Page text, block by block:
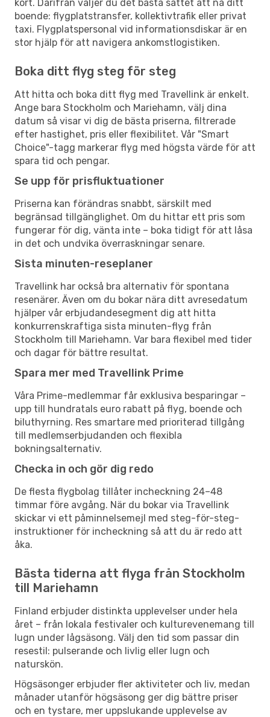
kort. Därifrån väljer du det bästa sättet att nå ditt
boende: flygplatstransfer, kollektivtrafik eller privat
taxi. Flygplatspersonal vid informationsdiskar är en
stor hjälp för att navigera ankomstlogistiken.
Boka ditt flyg steg för steg
Att hitta och boka ditt flyg med Travellink är enkelt.
Ange bara Stockholm och Mariehamn, välj dina
datum så visar vi dig de bästa priserna, filtrerade
efter hastighet, pris eller flexibilitet. Vår "Smart
Choice"-tagg markerar flyg med högsta värde för att
spara tid och pengar.
Se upp för prisfluktuationer
Priserna kan förändras snabbt, särskilt med
begränsad tillgänglighet. Om du hittar ett pris som
fungerar för dig, vänta inte – boka tidigt för att låsa
in det och undvika överraskningar senare.
Sista minuten-reseplaner
Travellink har också bra alternativ för spontana
resenärer. Även om du bokar nära ditt avresedatum
hjälper vår erbjudandesegment dig att hitta
konkurrenskraftiga sista minuten-flyg från
Stockholm till Mariehamn. Var bara flexibel med tider
och dagar för bättre resultat.
Spara mer med Travellink Prime
Våra Prime-medlemmar får exklusiva besparingar –
upp till hundratals euro rabatt på flyg, boende och
biluthyrning. Res smartare med prioriterad tillgång
till medlemserbjudanden och flexibla
bokningsalternativ.
Checka in och gör dig redo
De flesta flygbolag tillåter incheckning 24–48
timmar före avgång. När du bokar via Travellink
skickar vi ett påminnelsemejl med steg-för-steg-
instruktioner för incheckning så att du är redo att
åka.
Bästa tiderna att flyga från Stockholm
till Mariehamn
Finland erbjuder distinkta upplevelser under hela
året – från lokala festivaler och kulturevenemang till
lugn under lågsäsong. Välj den tid som passar din
resestil: pulserande och livlig eller lugn och
naturskön.
Högsäsonger erbjuder fler aktiviteter och liv, medan
månader utanför högsäsong ger dig bättre priser
och en tystare, mer uppslukande upplevelse av